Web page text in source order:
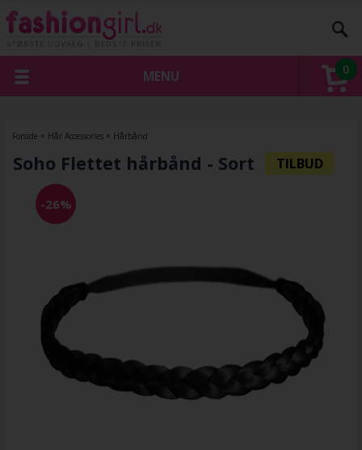
0
MENU
Forside » Hår Accessories» Hårbånd
Soho Flettet hårbånd - Sort
-26%